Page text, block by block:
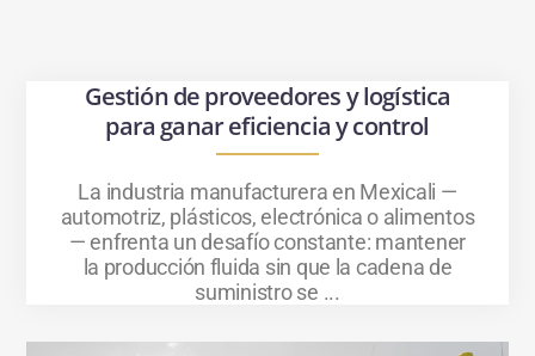
Gestión de proveedores y logística
para ganar eficiencia y control
La industria manufacturera en Mexicali —
automotriz, plásticos, electrónica o alimentos
— enfrenta un desafío constante: mantener
la producción fluida sin que la cadena de
suministro se ...